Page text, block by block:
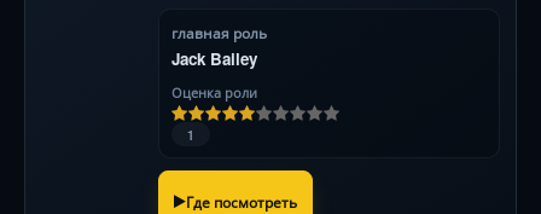
главная роль
Jack Bailey
Оценка роли
1
Где посмотреть